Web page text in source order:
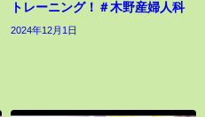
トレーニング！＃木野産婦人科
2024年12月1日